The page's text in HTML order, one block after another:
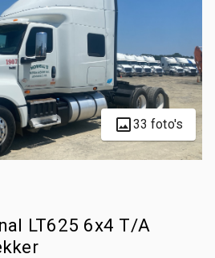
33 foto's
LT625 6x4 T/A